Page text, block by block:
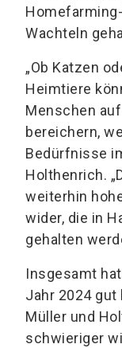
Wachteln
„Ob Katzen
Heimtiere
Menschen
bereichern,
Bedürfnisse
Holthenrich.
weiterhin
wider, die in
gehalten
Insgesamt
Jahr 2024 gut
Müller und
schwieriger